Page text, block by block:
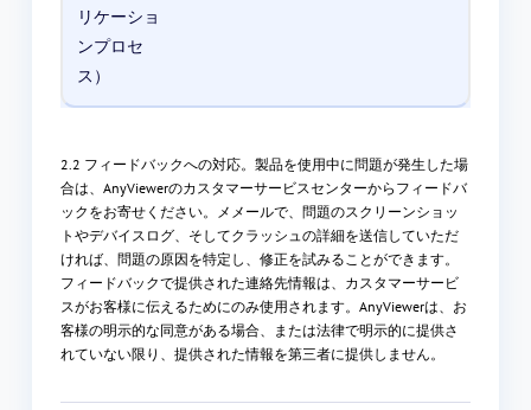
リケーショ
ンプロセ
ス）
2.2 フィードバックへの対応。製品を使用中に問題が発生した場
合は、AnyViewerのカスタマーサービスセンターからフィードバ
ックをお寄せください。メメールで、問題のスクリーンショッ
トやデバイスログ、そしてクラッシュの詳細を送信していただ
ければ、問題の原因を特定し、修正を試みることができます。
フィードバックで提供された連絡先情報は、カスタマーサービ
スがお客様に伝えるためにのみ使用されます。AnyViewerは、お
客様の明示的な同意がある場合、または法律で明示的に提供さ
れていない限り、提供された情報を第三者に提供しません。